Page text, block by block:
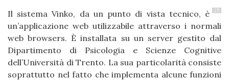
25
Il sistema Vinko, da un punto di vista tecnico, è
un’applicazione web utilizzabile attraverso i normali
web browsers. È installata su un server gestito dal
Dipartimento di Psicologia e Scienze Cognitive
dell’Università di Trento. La sua particolarità consiste
soprattutto nel fatto che implementa alcune funzioni